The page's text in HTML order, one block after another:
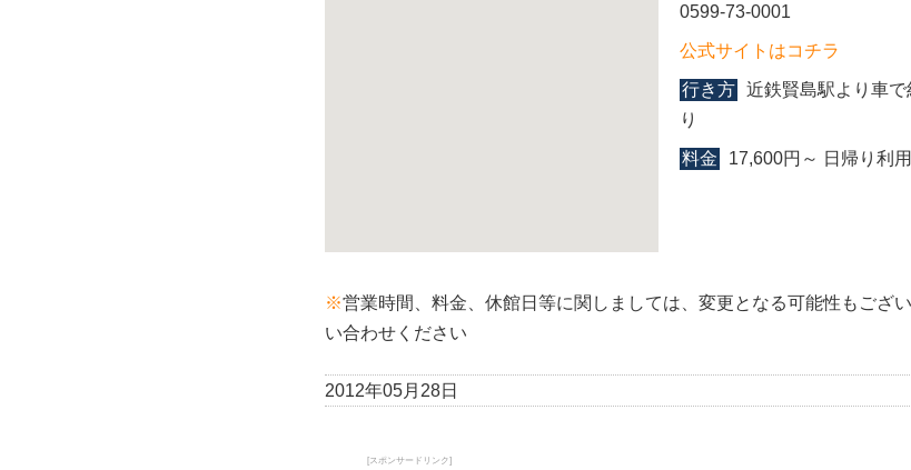
0599-73-0001
公式サイトはコチラ
行き方
近鉄賢島駅より車
り
料金 17,600円～ 日帰り利
※営業時間、料金、休館日等に関しましては、変更となる可能性もござ
い合わせください
2012年05月28日
[スポンサードリンク]